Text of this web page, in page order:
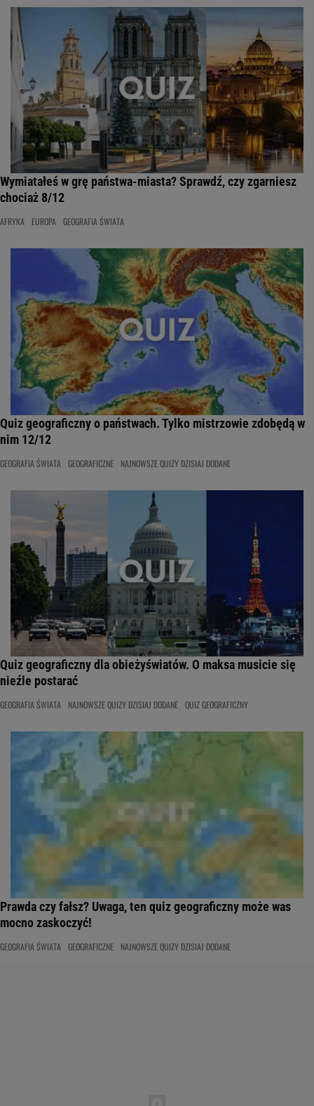
Wymiatałeś w grę państwa-miasta? Sprawdź, czy zgarniesz
chociaż 8/12
AFRYKA EUROPA GEOGRAFIA ŚWIATA
Quiz geograficzny o państwach. Tylko mistrzowie zdobędą w
nim 12/12
GEOGRAFIA ŚWIATA GEOGRAFICZNE NAJNOWSZE QUIZY DZISIAJ DODANE
Quiz geograficzny dla obieżyświatów. O maksa musicie się
nieźle postarać
GEOGRAFIA ŚWIATA NAJNOWSZE QUIZY DZISIAJ DODANE QUIZ GEOGRAFICZNY
Prawda czy fałsz? Uwaga, ten quiz geograficzny może was
mocno zaskoczyć!
GEOGRAFIA ŚWIATA GEOGRAFICZNE NAJNOWSZE QUIZY DZISIAJ DODANE